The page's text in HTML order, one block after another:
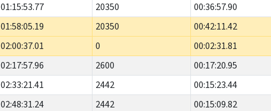
01:15:53.77 20350 00:36:57.90
01:58:05.19 20350 00:42:11.42
02:00:37.01 0 00:02:31.81
02:17:57.96 2600 00:17:20.95
02:33:21.41 2442 00:15:23.44
02:48:31.24 2442 00:15:09.82